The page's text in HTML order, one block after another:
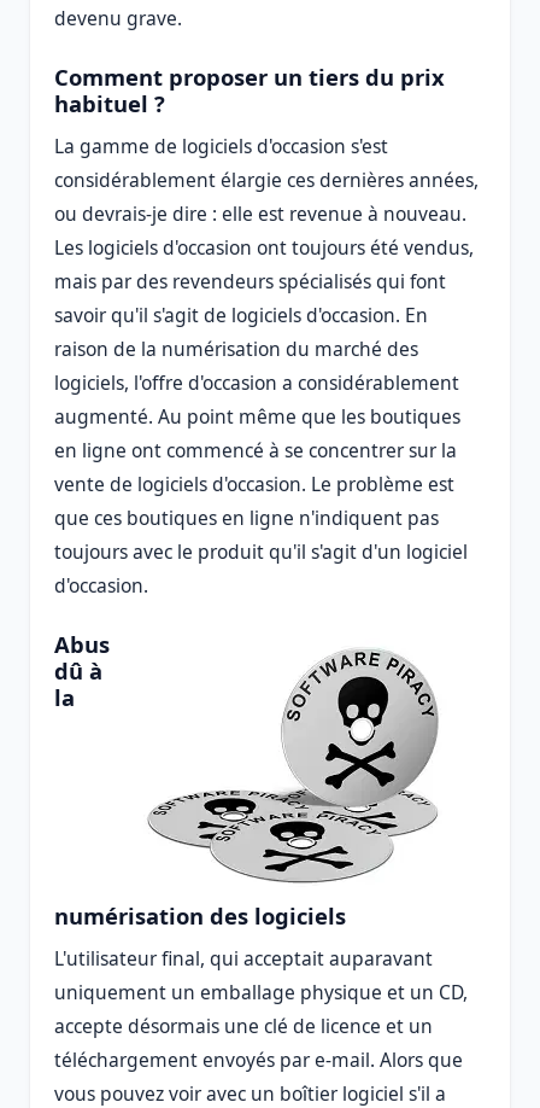
devenu grave.
Comment proposer un tiers du prix
habituel ?
La gamme de logiciels d'occasion s'est
considérablement élargie ces dernières années,
ou devrais-je dire : elle est revenue à nouveau.
Les logiciels d'occasion ont toujours été vendus,
mais par des revendeurs spécialisés qui font
savoir qu'il s'agit de logiciels d'occasion. En
raison de la numérisation du marché des
logiciels, l'offre d'occasion a considérablement
augmenté. Au point même que les boutiques
en ligne ont commencé à se concentrer sur la
vente de logiciels d'occasion. Le problème est
que ces boutiques en ligne n'indiquent pas
toujours avec le produit qu'il s'agit d'un logiciel
d'occasion.
Abus
dû à
la
numérisation des logiciels
L'utilisateur final, qui acceptait auparavant
uniquement un emballage physique et un CD,
accepte désormais une clé de licence et un
téléchargement envoyés par e-mail. Alors que
vous pouvez voir avec un boîtier logiciel s'il a